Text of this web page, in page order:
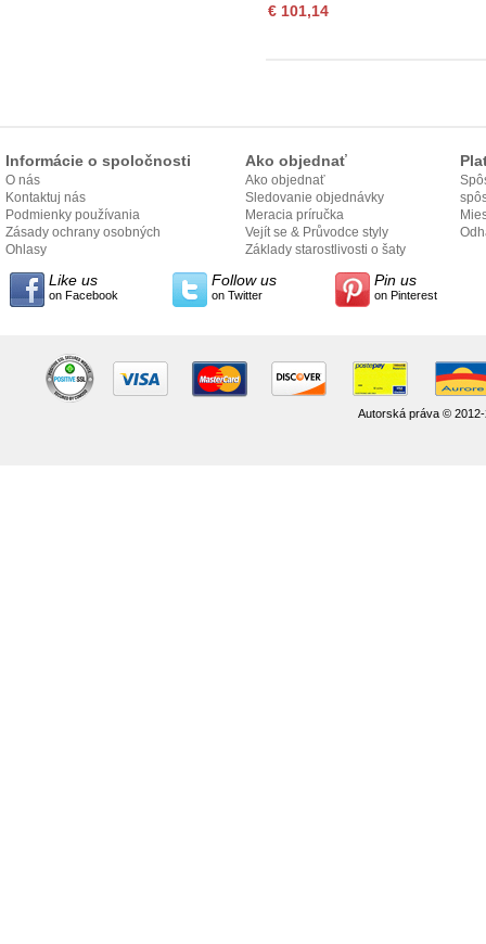
€ 101,14
Informácie o spoločnosti
O nás
Kontaktuj nás
Podmienky používania
Zásady ochrany osobných
údajov
Ohlasy
Ako objednať
Ako objednať
Sledovanie objednávky
Meracia príručka
Vejít se & Průvodce styly
Základy starostlivosti o šaty
Like us
on Facebook
Follow us
on Twitter
Pin us
on Pinterest
Autorská práva ©